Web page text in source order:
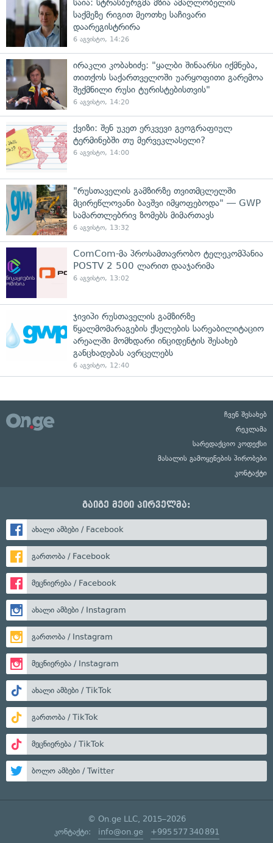
საია: სტრასბურგმა მზია ამაღლობელის
საქმეზე რიგით მეოთხე საჩივარი
დაარეგისტრირა
6 აგვისტო, 14:26
ირაკლი კობახიძე: "ყალბი შინაარსი იქმნება,
თითქოს საქართველოში უარყოფითი გარემოა
შექმნილი რუსი ტურისტებისთვის"
6 აგვისტო, 14:20
ქვიზი: შენ უკეთ ერკვევი გეოგრაფიულ
ტერმინებში თუ მერვეკლასელი?
6 აგვისტო, 14:00
"რუსთაველის გამზირზე თვითმცლელში
მცირეწლოვანი ბავშვი იმყოფებოდა" — GWP
სამართლებრივ ზომებს მიმართავს
6 აგვისტო, 13:32
ComCom-მა პროსამთავრობო ტელეკომპანია
POSTV 2 500 ლარით დააჯარიმა
6 აგვისტო, 13:02
ჯივიპი რუსთაველის გამზირზე
წყალმომარაგების ქსელების სარეაბილიტაციო
არეალში მომხდარი ინციდენტის შესახებ
განცხადებას ავრცელებს
6 აგვისტო, 12:40
ჩვენ შესახებ
რეკლამა
სარედაქციო კოდექსი
მასალის გამოყენების პირობები
კონტაქტი
გაიგე მეტი პირველმა:
ახალი ამბები / Facebook
გართობა / Facebook
მეცნიერება / Facebook
ახალი ამბები / Instagram
გართობა / Instagram
მეცნიერება / Instagram
ახალი ამბები / TikTok
გართობა / TikTok
მეცნიერება / TikTok
ბოლო ამბები / Twitter
© On.ge LLC, 2015–2026
კონტაქტი: info@on.ge +995 577 340 891